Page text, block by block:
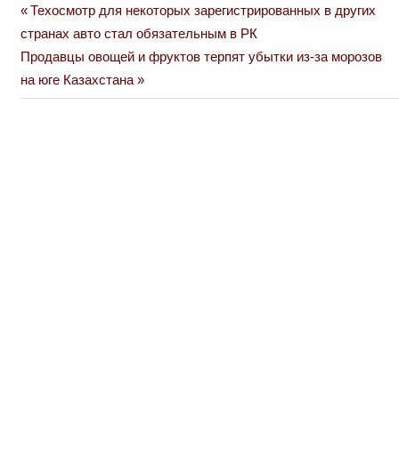
Навигация
по
записям
Previous
Post:
Техосмотр для некоторых зарегистрированных в других
странах авто стал обязательным в РК
Next
Post:
Продавцы овощей и фруктов терпят убытки из-за морозов
на юге Казахстана